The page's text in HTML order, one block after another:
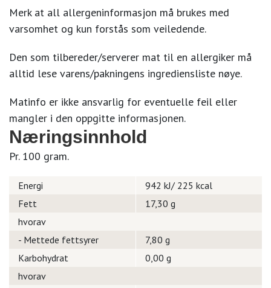
Merk at all allergeninformasjon må brukes med
varsomhet og kun forstås som veiledende.
Den som tilbereder/serverer mat til en allergiker må
alltid lese varens/pakningens ingrediensliste nøye.
Matinfo er ikke ansvarlig for eventuelle feil eller
mangler i den oppgitte informasjonen.
Næringsinnhold
Pr. 100 gram.
Energi
942 kJ/ 225 kcal
Fett
17,30 g
hvorav
- Mettede fettsyrer
7,80 g
Karbohydrat
0,00 g
hvorav